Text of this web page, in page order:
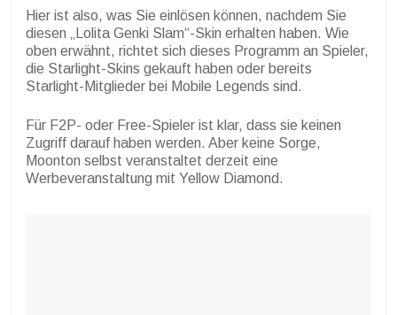
Hier ist also, was Sie einlösen können, nachdem Sie
diesen „Lolita Genki Slam“-Skin erhalten haben. Wie
oben erwähnt, richtet sich dieses Programm an Spieler,
die Starlight-Skins gekauft haben oder bereits
Starlight-Mitglieder bei Mobile Legends sind.
Für F2P- oder Free-Spieler ist klar, dass sie keinen
Zugriff darauf haben werden. Aber keine Sorge,
Moonton selbst veranstaltet derzeit eine
Werbeveranstaltung mit Yellow Diamond.